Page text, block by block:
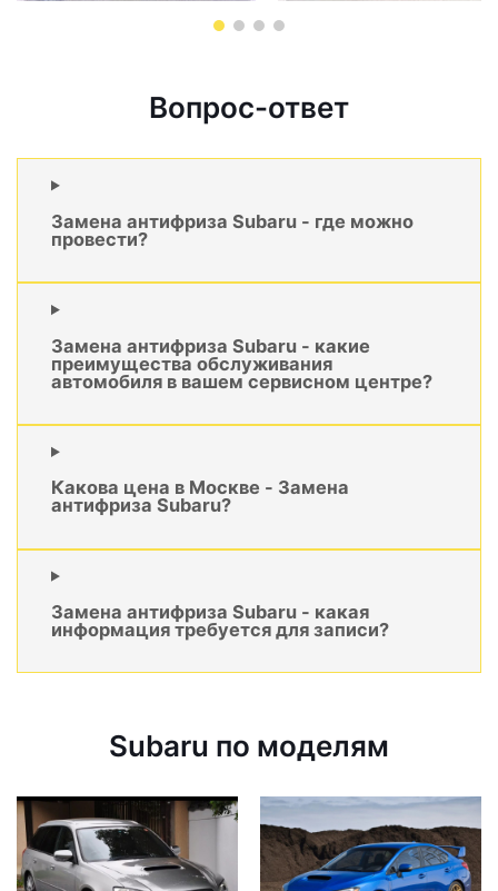
Вопрос-ответ
Замена антифриза Subaru - где можно
провести?
Замена антифриза Subaru - какие
преимущества обслуживания
автомобиля в вашем сервисном центре?
Какова цена в Москве - Замена
антифриза Subaru?
Замена антифриза Subaru - какая
информация требуется для записи?
Subaru по моделям